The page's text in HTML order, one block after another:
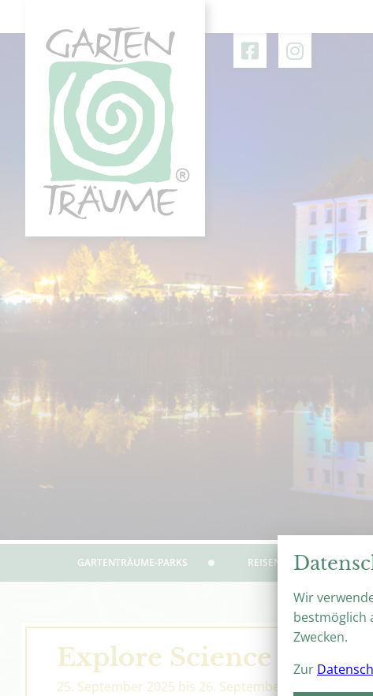
GARTENTRÄUME-PARKS REISEN & ERLEBEN
Explore Science
25. September 2025 bis 26. September 2025
Wir
bestmöglich
Zwecken.
Zur